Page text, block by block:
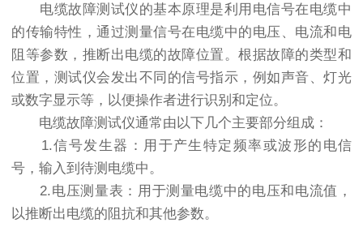
电缆故障测试仪的基本原理是利用电信号在电缆中
的传输特性，通过测量信号在电缆中的电压、电流和电
阻等参数，推断出电缆的故障位置。根据故障的类型和
位置，测试仪会发出不同的信号指示，例如声音、灯光
或数字显示等，以便操作者进行识别和定位。
电缆故障测试仪通常由以下几个主要部分组成：
1.信号发生器：用于产生特定频率或波形的电信
号，输入到待测电缆中。
2.电压测量表：用于测量电缆中的电压和电流值，
以推断出电缆的阻抗和其他参数。